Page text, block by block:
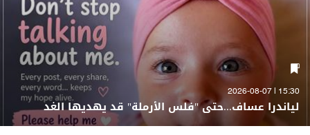
15:30 | 2026-08-07
لياندرا عساف...حتى "فلس الأرملة" قد يهديها الغد